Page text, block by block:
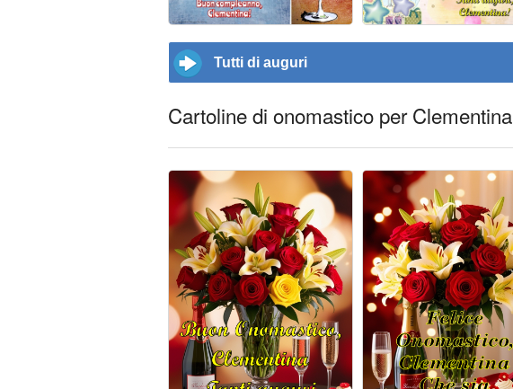
Tutti di auguri
Cartoline di onomastico per Clementina